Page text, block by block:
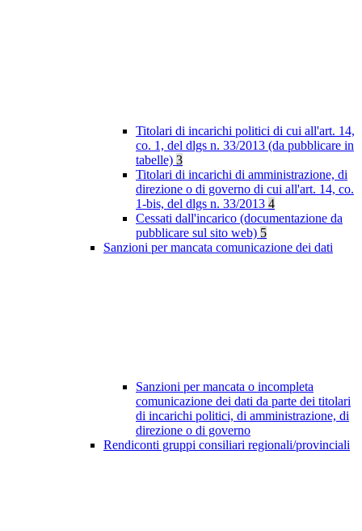
Titolari di incarichi politici di cui all'art. 14,
co. 1, del dlgs n. 33/2013 (da pubblicare in
tabelle) 3
Titolari di incarichi di amministrazione, di
direzione o di governo di cui all'art. 14, co.
1-bis, del dlgs n. 33/2013 4
Cessati dall'incarico (documentazione da
pubblicare sul sito web) 5
Sanzioni per mancata comunicazione dei dati
Sanzioni per mancata o incompleta
comunicazione dei dati da parte dei titolari
di incarichi politici, di amministrazione, di
direzione o di governo
Rendiconti gruppi consiliari regionali/provinciali